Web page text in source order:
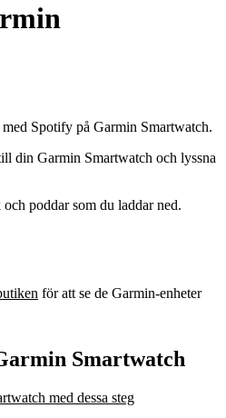
Spotify på Garmin Smartwatch.
din Garmin Smartwatch och lyssna
poddar som du laddar ned.
för att se de Garmin-enheter
Smartwatch
med dessa steg